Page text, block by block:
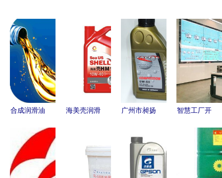
合成润滑油
高效润滑的
升级之选
海美壳润滑
出口现状分
广州市昶扬
滑油产品全
览
智慧工厂开
实现跨时代